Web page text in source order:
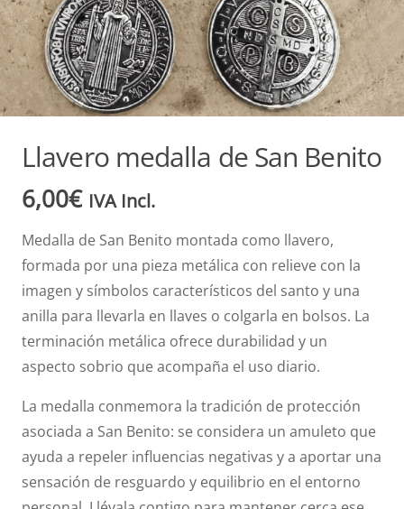
Llavero medalla de San Benito
6,00€ IVA Incl.
Medalla de San Benito montada como llavero,
formada por una pieza metálica con relieve con la
imagen y símbolos característicos del santo y una
anilla para llevarla en llaves o colgarla en bolsos. La
terminación metálica ofrece durabilidad y un
aspecto sobrio que acompaña el uso diario.
La medalla conmemora la tradición de protección
asociada a San Benito: se considera un amuleto que
ayuda a repeler influencias negativas y a aportar una
sensación de resguardo y equilibrio en el entorno